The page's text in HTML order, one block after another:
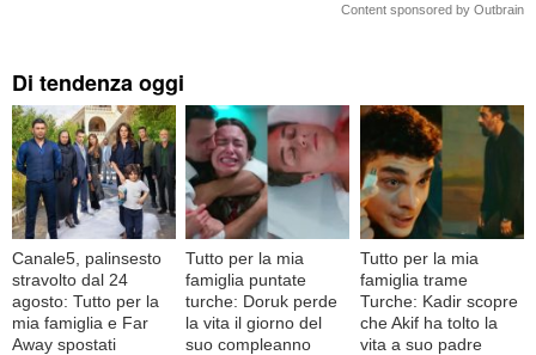
Content sponsored by Outbrain
Di tendenza oggi
Canale5, palinsesto
stravolto dal 24
agosto: Tutto per la
mia famiglia e Far
Away spostati
Tutto per la mia
famiglia puntate
turche: Doruk perde
la vita il giorno del
suo compleanno
Tutto per la mia
famiglia trame
Turche: Kadir scopre
che Akif ha tolto la
vita a suo padre